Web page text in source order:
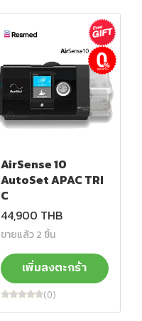
ผ่อนชำระ
AirSense 10
AutoSet APAC TRI
C
44,900 THB
ขายแล้ว 2 ชิ้น
เพิ่มลงตะกร้า
(0)